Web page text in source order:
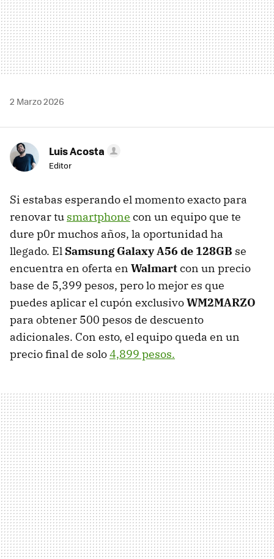
2 Marzo 2026
Luis Acosta
Editor
Si estabas esperando el momento exacto para
renovar tu smartphone con un equipo que te
dure p0r muchos años, la oportunidad ha
llegado. El Samsung Galaxy A56 de 128GB se
encuentra en oferta en Walmartcon un precio
base de 5,399 pesos, pero lo mejor es que
puedes aplicar el cupón exclusivoWM2MARZO
para obtener 500 pesos de descuento
adicionales. Con esto, el equipo queda en un
precio final de solo4,899 pesos.